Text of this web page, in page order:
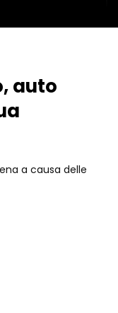
aria il drone
in mare
auto
a causa delle